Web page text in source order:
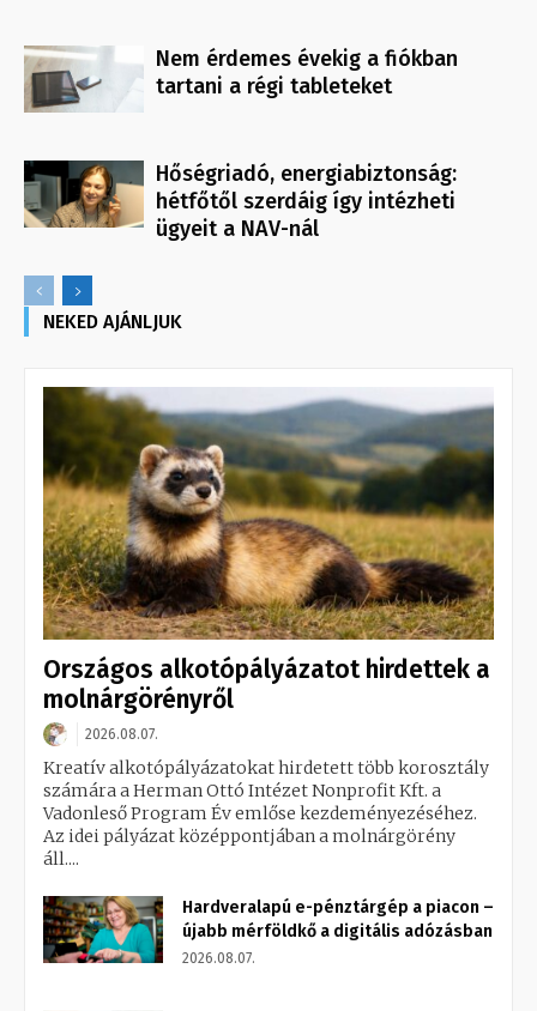
Nem érdemes évekig a fiókban
tartani a régi tableteket
Hőségriadó, energiabiztonság:
hétfőtől szerdáig így intézheti
ügyeit a NAV-nál
NEKED AJÁNLJUK
Országos alkotópályázatot hirdettek a
molnárgörényről
2026.08.07.
Kreatív alkotópályázatokat hirdetett több korosztály
számára a Herman Ottó Intézet Nonprofit Kft. a
Vadonleső Program Év emlőse kezdeményezéséhez.
Az idei pályázat középpontjában a molnárgörény
áll....
Hardveralapú e-pénztárgép a piacon –
újabb mérföldkő a digitális adózásban
2026.08.07.